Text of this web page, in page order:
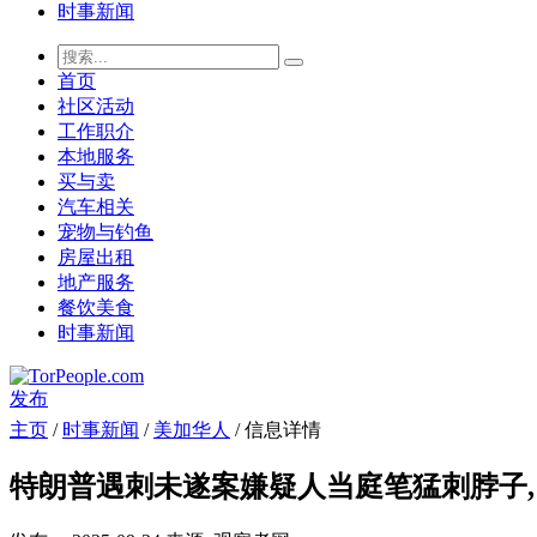
时事新闻
首页
社区活动
工作职介
本地服务
买与卖
汽车相关
宠物与钓鱼
房屋出租
地产服务
餐饮美食
时事新闻
发布
主页 / 时事新闻 / 美加华人 / 信息详情
特朗普遇刺未遂案嫌疑人当庭笔猛刺脖子